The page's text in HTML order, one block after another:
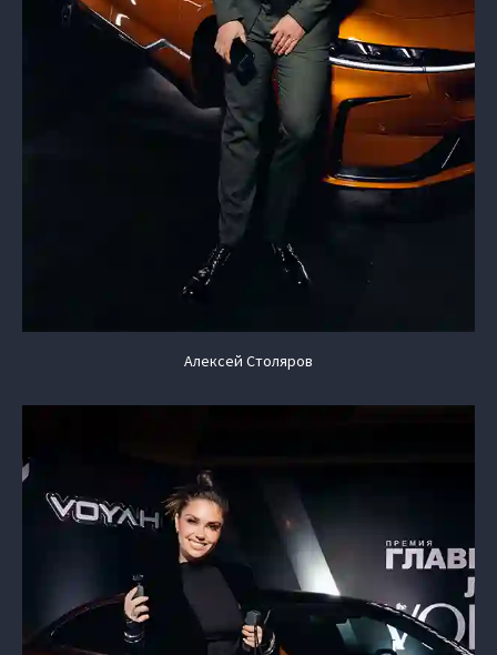
Алексей Столяров